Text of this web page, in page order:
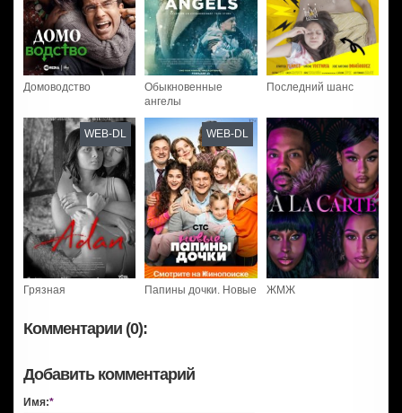
Домоводство
Обыкновенные
ангелы
Последний шанс
Грязная
WEB-DL
Папины дочки. Новые
WEB-DL
ЖМЖ
Комментарии (0):
Добавить комментарий
Имя:*